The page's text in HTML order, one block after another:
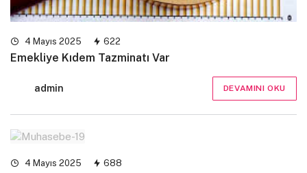
4 Mayıs 2025 622
Emekliye Kıdem Tazminatı Var
admin DEVAMINI OKU
4 Mayıs 2025 688